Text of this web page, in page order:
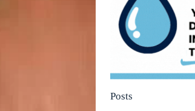
Posts